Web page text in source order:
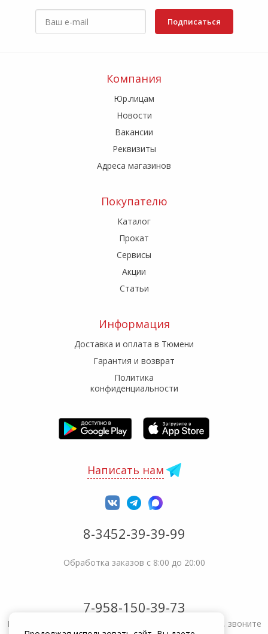
Подписаться
Компания
Юр.лицам
Новости
Вакансии
Реквизиты
Адреса магазинов
Покупателю
Каталог
Прокат
Сервисы
Акции
Статьи
Информация
Доставка и оплата в Тюмени
Гарантия и возврат
Политика
конфиденциальности
Написать нам
8-3452-39-39-99
Обработка заказов с 8:00 до 20:00
7-958-150-39-73
Не получается решить вопрос или возникла жалоба, звоните